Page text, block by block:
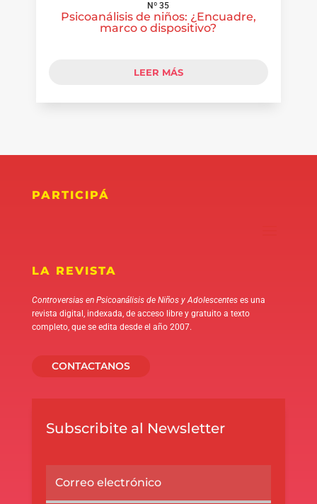
Nº 35
Psicoanálisis de niños: ¿Encuadre,
marco o dispositivo?
LEER MÁS
PARTICIPÁ
LA REVISTA
Controversias en Psicoanálisis de Niños y Adolescenteses una
revista digital, indexada, de acceso libre y gratuito a texto
completo, que se edita desde el año 2007.
CONTACTANOS
Subscribite al Newsletter